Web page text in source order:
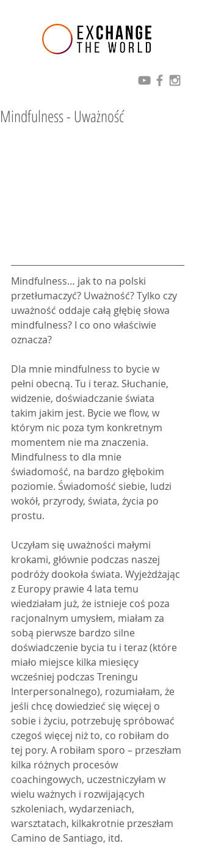
Mindfulness - Uważność
Mindfulness… jak to na polski
przetłumaczyć? Uważność? Tylko czy
uważność oddaje całą głębię słowa
mindfulness? I co ono właściwie
oznacza?
Dla mnie mindfulness to bycie w
pełni obecną. Tu i teraz. Słuchanie,
widzenie, doświadczanie świata
takim jakim jest. Bycie we flow, w
którym nic poza tym konkretnym
momentem nie ma znaczenia.
Mindfulness to dla mnie
świadomość, na bardzo głębokim
poziomie. Świadomość siebie, ludzi
wokół, przyrody, świata, życia po
prostu.
Uczyłam się uważności małymi
krokami, głównie podczas naszej
podróży dookoła świata. Wyjeżdżając
z Europy prawie 4 lata temu
wiedziałam już, że istnieje coś poza
racjonalnym umysłem, miałam za
sobą pierwsze bardzo silne
doświadczenie bycia tu i teraz (które
miało miejsce kilka miesięcy
wcześniej podczas Treningu
Interpersonalnego), rozumiałam, że
jeśli chcę dowiedzieć się więcej o
sobie i życiu, potrzebuję spróbować
czegoś więcej niż to, co robiłam do
tej pory. A robiłam sporo – przeszłam
kilka różnych procesów
coachingowych, uczestniczyłam w
wielu ważnych i rozwijających
szkoleniach, wydarzeniach,
warsztatach, kilkakrotnie przeszłam
Camino de Santiago, itd.